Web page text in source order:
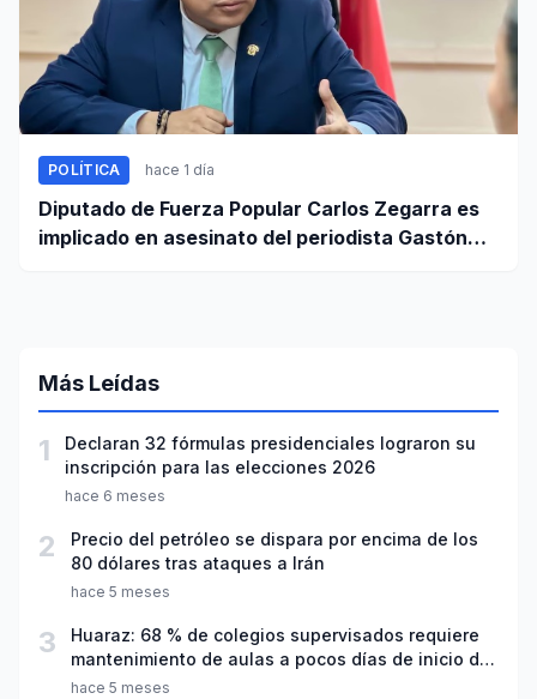
POLÍTICA hace 1 día
Diputado de Fuerza Popular Carlos Zegarra es
implicado en asesinato del periodista Gastón
Más Leídas
1
Declaran 32 fórmulas presidenciales lograron su
inscripción para las elecciones 2026
hace 6 meses
2
Precio del petróleo se dispara por encima de los
80 dólares tras ataques a Irán
hace 5 meses
3
Huaraz: 68 % de colegios supervisados requiere
mantenimiento de aulas a pocos días de inicio del
año escolar 2026
hace 5 meses